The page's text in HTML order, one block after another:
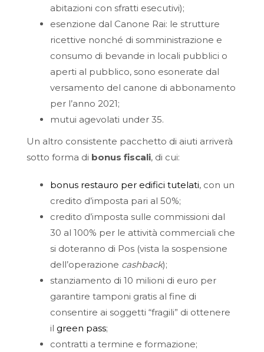
abitazioni con sfratti esecutivi);
esenzione dal Canone Rai: le strutture
ricettive nonché di somministrazione e
consumo di bevande in locali pubblici o
aperti al pubblico, sono esonerate dal
versamento del canone di abbonamento
per l’anno 2021;
mutui agevolati under 35.
Un altro consistente pacchetto di aiuti arriverà
sotto forma di bonus fiscali, di cui:
bonus restauro per edifici tutelati, con un
credito d’imposta pari al 50%;
credito d’imposta sulle commissioni dal
30 al 100% per le attività commerciali che
si doteranno di Pos (vista la sospensione
dell’operazione cashback);
stanziamento di 10 milioni di euro per
garantire tamponi gratis al fine di
consentire ai soggetti “fragili” di ottenere
il green pass;
contratti a termine e formazione;